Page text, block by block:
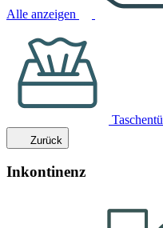
Alle anzeigen
Zurück
Inkontinenz